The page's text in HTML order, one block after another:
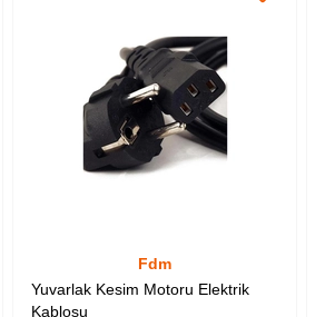
Fdm
Yuvarlak Kesim Motoru Elektrik
Kablosu